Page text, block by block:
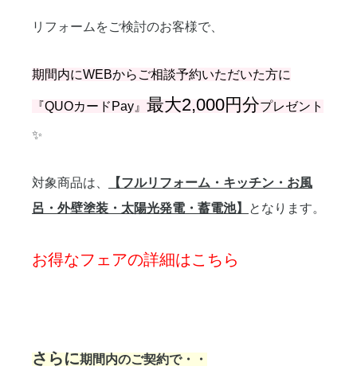
リフォームをご検討のお客様で、
期間内にWEBからご相談予約いただいた方に
『QUOカードPay』 最大2,000円分プレゼント
✨
対象商品は、 【フルリフォーム・キッチン・お風
呂・外壁塗装 ・太陽光発電・蓄電池】 となります。
お得なフェアの詳細はこちら
さらに期間内のご契約で・・